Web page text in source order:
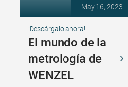
May 16, 2023
¡Descárgalo ahora!
El mundo de la
metrología de
WENZEL